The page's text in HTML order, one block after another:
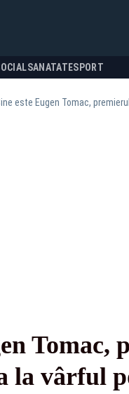
SANATATESPORT
este Eugen Tomac,
Tomac,
la vârful